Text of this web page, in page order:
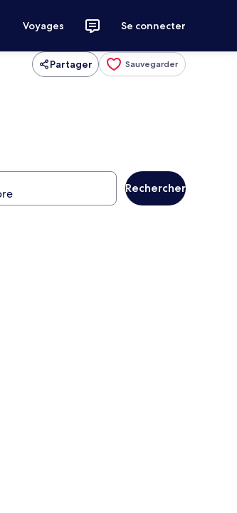
Voyages Se connecter
Partager Sauvegarder
Rechercher